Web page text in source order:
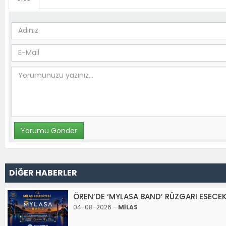
DİĞER HABERLER
ÖREN’DE ‘MYLASA BAND’ RÜZGARI ESECEK
04-08-2026 - MİLAS